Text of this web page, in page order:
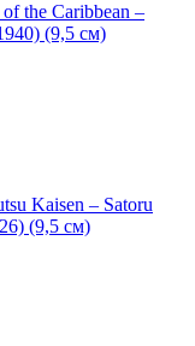
the Caribbean –
(9,5 см)
Kaisen – Satoru
(9,5 см)